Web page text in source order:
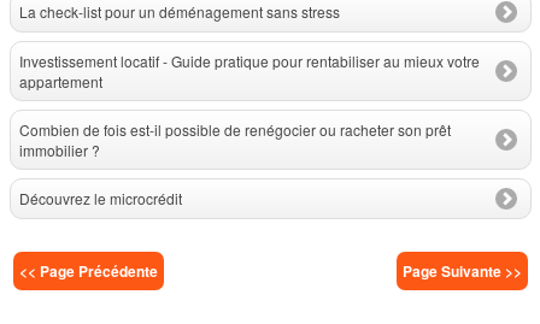
La check-list pour un déménagement sans stress
Investissement locatif - Guide pratique pour rentabiliser au mieux votre
appartement
Combien de fois est-il possible de renégocier ou racheter son prêt
immobilier ?
Découvrez le microcrédit
<< Page Précédente Page Suivante >>